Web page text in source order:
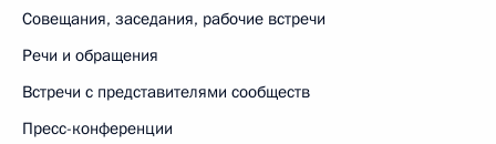
Совещания, заседания, рабочие встречи
Речи и обращения
Встречи с представителями сообществ
Пресс-конференции